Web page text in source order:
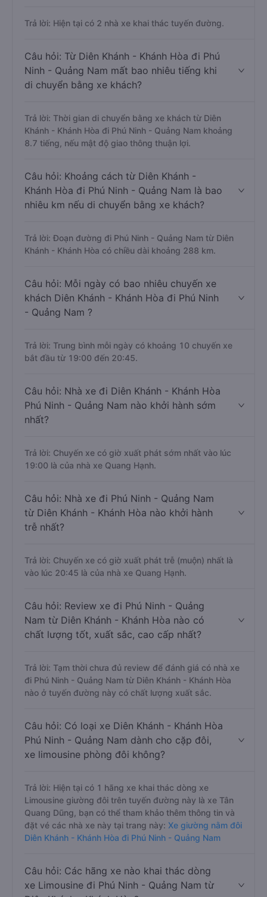
Trả lời: Hiện tại có 2 nhà xe khai thác tuyến đường.
Câu hỏi: Từ Diên Khánh - Khánh Hòa đi Phú
Ninh - Quảng Nam mất bao nhiêu tiếng khi
di chuyển bằng xe khách?
Trả lời: Thời gian di chuyển bằng xe khách từ Diên
Khánh - Khánh Hòa đi Phú Ninh - Quảng Nam khoảng
8.7 tiếng, nếu mật độ giao thông thuận lợi.
Câu hỏi: Khoảng cách từ Diên Khánh -
Khánh Hòa đi Phú Ninh - Quảng Nam là bao
nhiêu km nếu di chuyển bằng xe khách?
Trả lời: Đoạn đường đi Phú Ninh - Quảng Nam từ Diên
Khánh - Khánh Hòa có chiều dài khoảng 288 km.
Câu hỏi: Mỗi ngày có bao nhiêu chuyến xe
khách Diên Khánh - Khánh Hòa đi Phú Ninh
- Quảng Nam ?
Trả lời: Trung bình mỗi ngày có khoảng 10 chuyến xe
bắt đầu từ 19:00 đến 20:45.
Câu hỏi: Nhà xe đi Diên Khánh - Khánh Hòa
Phú Ninh - Quảng Nam nào khởi hành sớm
nhất?
Trả lời: Chuyến xe có giờ xuất phát sớm nhất vào lúc
19:00 là của nhà xe Quang Hạnh.
Câu hỏi: Nhà xe đi Phú Ninh - Quảng Nam
từ Diên Khánh - Khánh Hòa nào khởi hành
trễ nhất?
Trả lời: Chuyến xe có giờ xuất phát trễ (muộn) nhất là
vào lúc 20:45 là của nhà xe Quang Hạnh.
Câu hỏi: Review xe đi Phú Ninh - Quảng
Nam từ Diên Khánh - Khánh Hòa nào có
chất lượng tốt, xuất sắc, cao cấp nhất?
Trả lời: Tạm thời chưa đủ review để đánh giá có nhà xe
đi Phú Ninh - Quảng Nam từ Diên Khánh - Khánh Hòa
nào ở tuyến đường này có chất lượng xuất sắc.
Câu hỏi: Có loại xe Diên Khánh - Khánh Hòa
Phú Ninh - Quảng Nam dành cho cặp đôi,
xe limousine phòng đôi không?
Trả lời: Hiện tại có 1 hãng xe khai thác dòng xe
Limousine giường đôi trên tuyến đường này là xe Tân
Quang Dũng, bạn có thể tham khảo thêm thông tin và
đặt vé các nhà xe này tại trang này: Xe giường nằm đôi
Diên Khánh - Khánh Hòa đi Phú Ninh - Quảng Nam
Câu hỏi: Các hãng xe nào khai thác dòng
xe Limousine đi Phú Ninh - Quảng Nam từ